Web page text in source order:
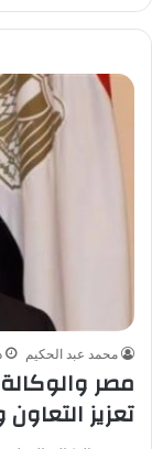
محمد عبد الحكيم
مصر والوكالة
تعزيز